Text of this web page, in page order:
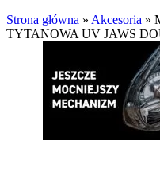
Strona główna » Akcesoria »
TYTANOWA UV JAWS